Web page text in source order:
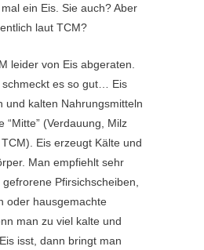
ein Eis. Sie auch? Aber
laut TCM?
leider von Eis abgeraten.
schmeckt es so gut… Eis
und kalten Nahrungsmitteln
“Mitte” (Verdauung, Milz
Eis erzeugt Kälte und
Man empfiehlt sehr
Pfirsichscheiben,
oder hausgemachte
man zu viel kalte und
isst, dann bringt man